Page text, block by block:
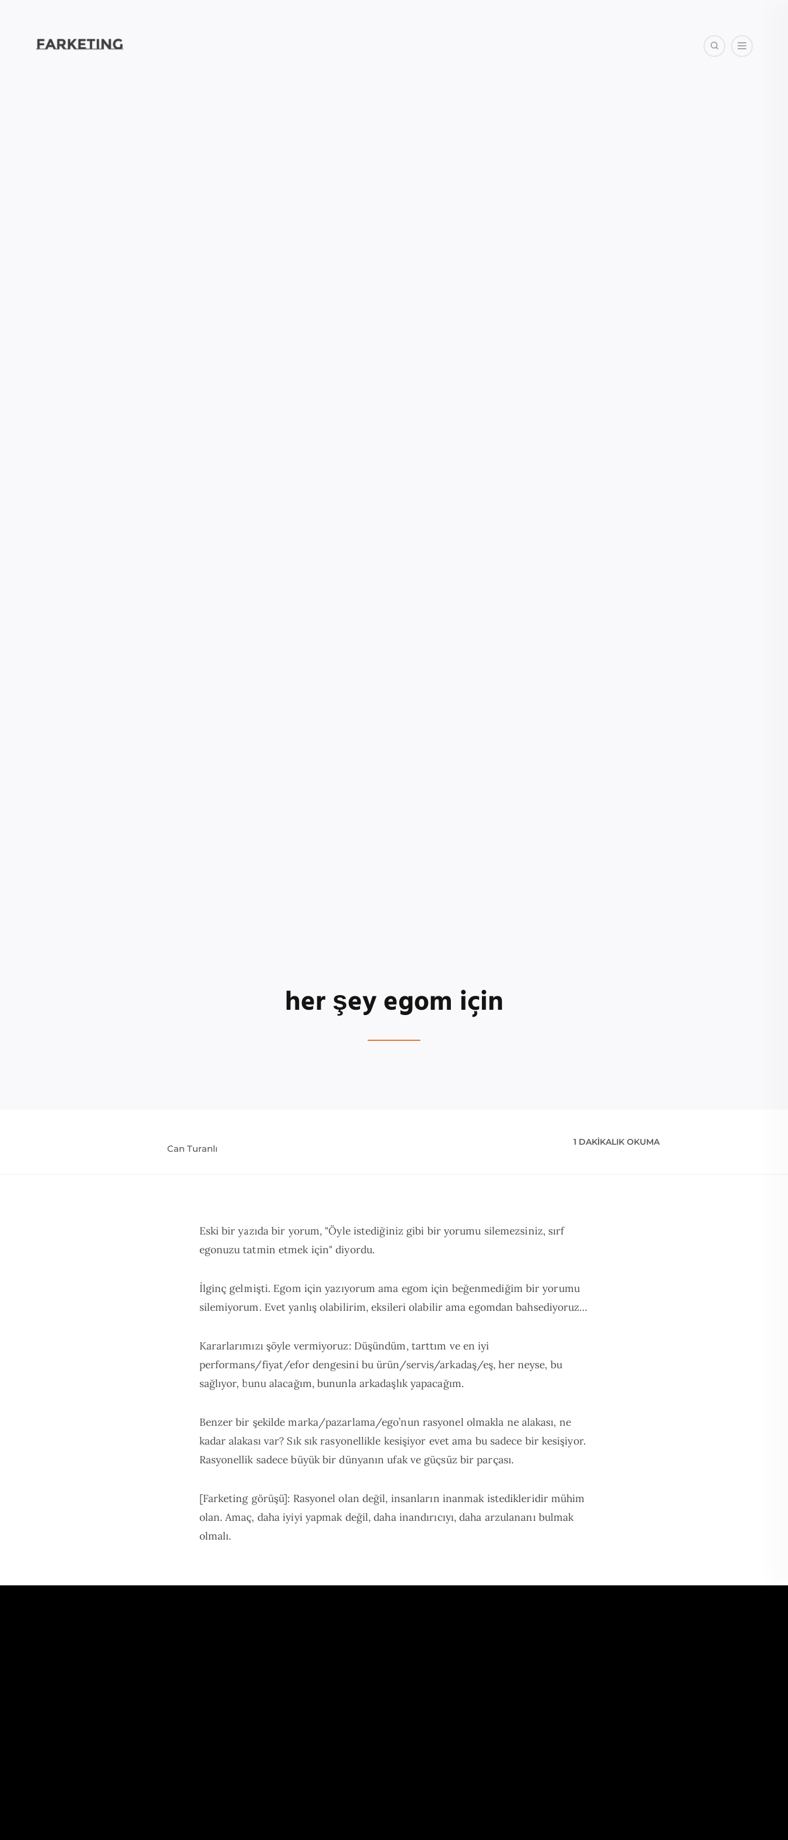
her şey egom için
Can Turanlı
1 DAKIKALIK OKUMA
Eski bir yazıda bir yorum, "Öyle istediğiniz gibi bir yorumu silemezsiniz, sırf
egonuzu tatmin etmek için" diyordu.
İlginç gelmişti. Egom için yazıyorum ama egom için beğenmediğim bir yorumu
silemiyorum. Evet yanlış olabilirim, eksileri olabilir ama egomdan bahsediyoruz…
Kararlarımızı şöyle vermiyoruz: Düşündüm, tarttım ve en iyi
performans/fiyat/efor dengesini bu ürün/servis/arkadaş/eş, her neyse, bu
sağlıyor, bunu alacağım, bununla arkadaşlık yapacağım.
Benzer bir şekilde marka/pazarlama/ego’nun rasyonel olmakla ne alakası, ne
kadar alakası var? Sık sık rasyonellikle kesişiyor evet ama bu sadece bir kesişiyor.
Rasyonellik sadece büyük bir dünyanın ufak ve güçsüz bir parçası.
[Farketing görüşü]: Rasyonel olan değil, insanların inanmak istedikleridir mühim
olan. Amaç, daha iyiyi yapmak değil, daha inandırıcıyı, daha arzulananı bulmak
olmalı.